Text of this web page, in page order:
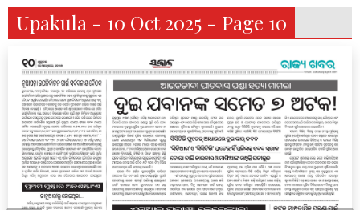
Upakula - 10 Oct 2025 - Page 10